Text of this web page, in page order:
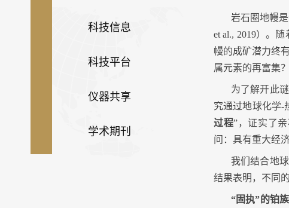
科技信息
科技平台
仪器共享
学术期刊
岩石圈地幔
et al., 2019）。随
幔的成矿潜力终
属元素的再富集？
为了解开此
究通过地球化学-
过程”，证实了
问：具有重大经
我们结合地
结果表明，不同
“固执” 的铂